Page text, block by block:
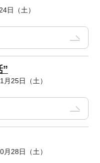
日（土）
”
25日（土）
28日（土）